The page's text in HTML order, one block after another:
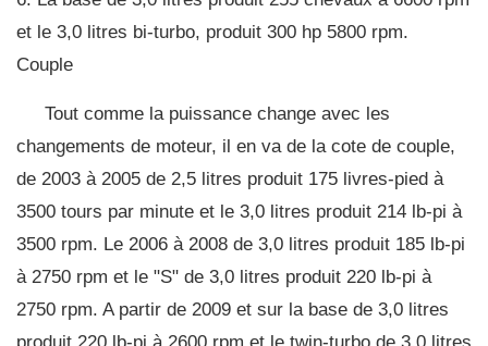
et le 3,0 litres bi-turbo, produit 300 hp 5800 rpm.
Couple
Tout comme la puissance change avec les
changements de moteur, il en va de la cote de couple,
de 2003 à 2005 de 2,5 litres produit 175 livres-pied à
3500 tours par minute et le 3,0 litres produit 214 lb-pi à
3500 rpm. Le 2006 à 2008 de 3,0 litres produit 185 lb-pi
à 2750 rpm et le "S" de 3,0 litres produit 220 lb-pi à
2750 rpm. A partir de 2009 et sur la base de 3,0 litres